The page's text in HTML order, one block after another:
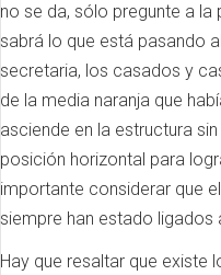
no se da, sólo pregunte a
sabrá lo que está pasando
secretaria, los casados y
de la media naranja que
asciende en la estructura
posición horizontal para
importante considerar que
siempre han estado ligados
Hay que resaltar que existe